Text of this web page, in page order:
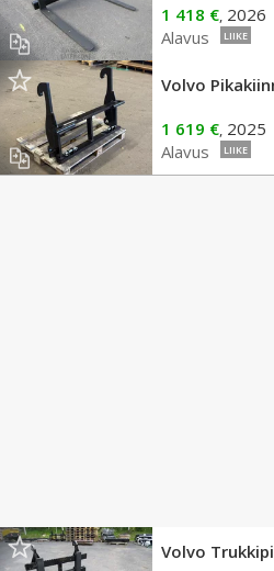
1 418 €, 2026
Alavus
LIIKE
1 619 €, 2025
Alavus
LIIKE